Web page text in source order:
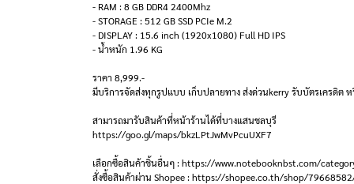
- RAM : 8 GB DDR4 2400Mhz
- STORAGE : 512 GB SSD PCIe M.2
- DISPLAY : 15.6 inch (1920x1080) Full HD IPS
- น้ำหนัก 1.96 KG
ราคา 8,999.-
มีบริการจัดส่งทุกรูปแบบ เก็บปลายทาง ส่งด่วนkerry รับบัตรเครดิต
สามารถมารับสินค้าที่หน้าร้านได้ที่บางแสนชลบุรี
https://goo.gl/maps/bkzLPtJwMvPcuUXF7
เลือกซื้อสินค้าชิ้นอื่นๆ : https://www.notebooknbst.com/
สั่งซื้อสินค้าผ่าน Shopee : https://shopee.co.th/shop/